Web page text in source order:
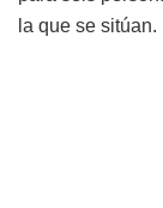
la que se sitúan.